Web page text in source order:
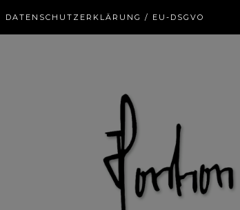
DATENSCHUTZERKLÄRUNG / EU-DSGVO